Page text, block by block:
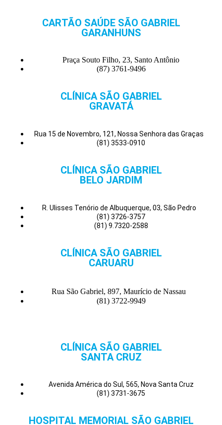
CARTÃO SAÚDE SÃO GABRIEL
GARANHUNS
Praça Souto Filho, 23, Santo Antônio
(87) 3761-9496
CLÍNICA SÃO GABRIEL
GRAVATÁ
Rua 15 de Novembro, 121, Nossa Senhora das Graças
(81) 3533-0910
CLÍNICA SÃO GABRIEL
BELO JARDIM
R. Ulisses Tenório de Albuquerque, 03, São Pedro
(81) 3726-3757
(81) 9.7320-2588
CLÍNICA SÃO GABRIEL
CARUARU
Rua São Gabriel, 897, Maurício de Nassau
(81) 3722-9949
CLÍNICA SÃO GABRIEL
SANTA CRUZ
Avenida América do Sul, 565, Nova Santa Cruz
(81) 3731-3675
HOSPITAL MEMORIAL SÃO GABRIEL